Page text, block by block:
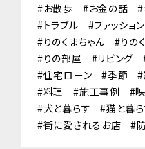
お散歩
お金の話
トラブル
ファッション
りのくまちゃん
りの
りの部屋
リビング
住宅ローン
季節
料理
施工事例
犬と暮らす
猫と暮
街に愛されるお店